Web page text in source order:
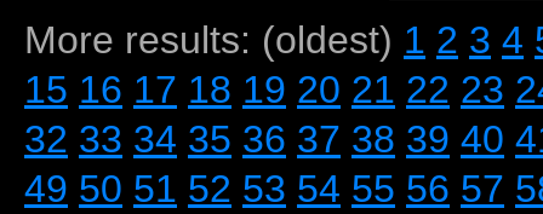
More results: (oldest) 1 2 3 4
15 16 17 18 19 20 21 22 23
32 33 34 35 36 37 38 39 40
49 50 51 52 53 54 55 56 57